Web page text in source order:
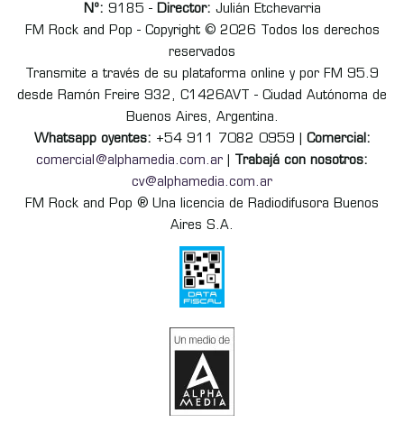
Nº: 9185 - Director: Julián Etchevarria
FM Rock and Pop - Copyright © 2026 Todos los derechos
reservados
Transmite a través de su plataforma online y por FM 95.9
desde Ramón Freire 932, C1426AVT - Ciudad Autónoma de
Buenos Aires, Argentina.
Whatsapp oyentes: +54 911 7082 0959 | Comercial:
comercial@alphamedia.com.ar
Trabajá con nosotros:
cv@alphamedia.com.ar
FM Rock and Pop ® Una licencia de Radiodifusora Buenos
Aires S.A.